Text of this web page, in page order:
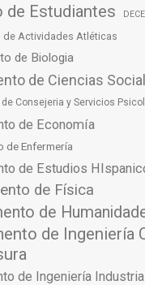
de Estudiantes
de Actividades Atléticas
de Biologia
de Ciencias
Consejeria y Servicios
de Economía
de Enfermería
de Estudios
de Física
de
de Ingeniería
de Ingeniería